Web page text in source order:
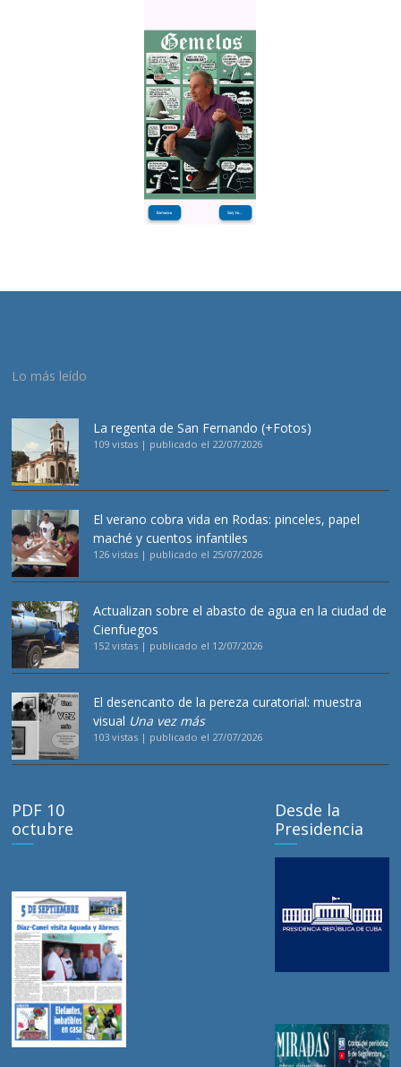
Lo más leído
La regenta de San Fernando (+Fotos)
109 vistas | publicado el 22/07/2026
El verano cobra vida en Rodas: pinceles, papel
maché y cuentos infantiles
126 vistas | publicado el 25/07/2026
Actualizan sobre el abasto de agua en la ciudad de
Cienfuegos
152 vistas | publicado el 12/07/2026
El desencanto de la pereza curatorial: muestra
visual Una vez más
103 vistas | publicado el 27/07/2026
PDF 10
octubre
Desde la
Presidencia